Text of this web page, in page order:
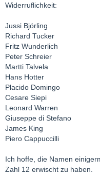
Widerruflichkeit:
Jussi Björling
Richard Tucker
Fritz Wunderlich
Peter Schreier
Martti Talvela
Hans Hotter
Placido Domingo
Cesare Siepi
Leonard Warren
Giuseppe di Stefano
James King
Piero Cappuccilli
Ich hoffe, die Namen
Zahl 12 erwischt zu haben.